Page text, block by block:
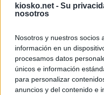
kiosko.net - Su
nosotros
Nosotros y nuestros socios
información en un
procesamos datos
únicos e información
para personalizar
anuncios y del contenido e